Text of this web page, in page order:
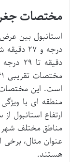
مختصات
است. این
منطقه ای با
مناطق مختلف شهر
عنوان مثال، برخی
هستند.